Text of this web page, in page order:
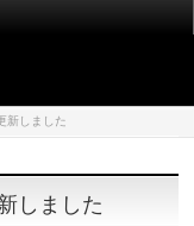
新しました
しました